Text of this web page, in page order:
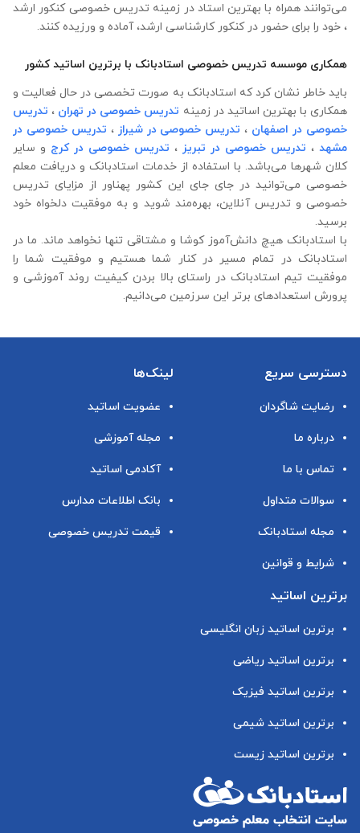
می‌توانند همراه با بهترین استاد در زمینه تدریس خصوصی کنکور ارشد
، خود را برای حضور در کنکور کارشناسی ارشد، آماده و ورزیده کنند.
همکاری موسسه تدریس خصوصی استادبانک با برترین اساتید کشور
باید خاطر نشان کرد که استادبانک به صورت تخصصی در حال فعالیت و
همکاری با بهترین اساتید در زمینه تدریس خصوصی در تهران ، تدریس
خصوصی در اصفهان ، تدریس خصوصی در شیراز، تدریس خصوصی در
مشهد ، تدریس خصوصی در تبریز ، تدریس خصوصی در کرج و سایر
کلان شهرها می‌باشد. با استفاده از خدمات استادبانک و دریافت معلم
خصوصی می‌توانید در جای جای این کشور پهناور از مزایای تدریس
خصوصی و تدریس آنلاین، بهره‌مند شوید و به موفقیت دلخواه خود
برسید.
با استادبانک هیچ دانش‌آموز کوشا و مشتاقی تنها نخواهد ماند. ما در
استادبانک در تمام مسیر در کنار شما هستیم و موفقیت شما را
موفقیت تیم استادبانک در راستای بالا بردن کیفیت روند آموزشی و
پرورش استعدادهای برتر این سرزمین می‌دانیم.
دسترسی سریع
رضایت شاگردان
درباره ما
تماس با ما
سوالات متداول
مجله استادبانک
شرایط و قوانین
لینک‌ها
عضویت اساتید
مجله آموزشی
آکادمی اساتید
بانک اطلاعات مدارس
قیمت تدریس خصوصی
برترین اساتید
برترین اساتید زبان انگلیسی
برترین اساتید ریاضی
برترین اساتید فیزیک
برترین اساتید شیمی
برترین اساتید زیست